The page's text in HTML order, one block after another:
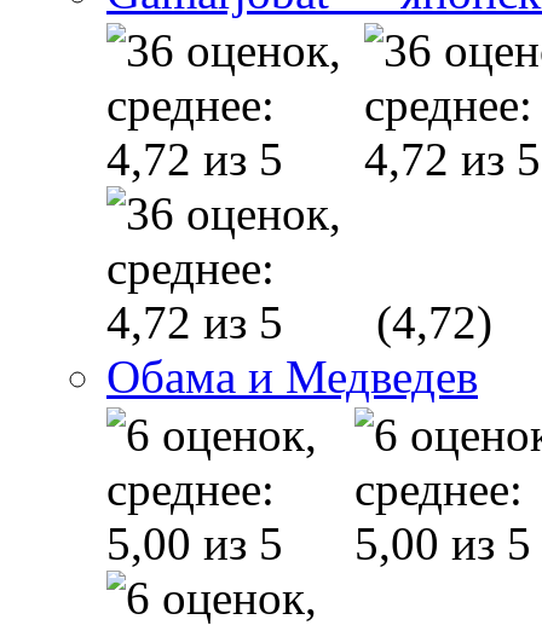
(4,72)
Обама и Медведев